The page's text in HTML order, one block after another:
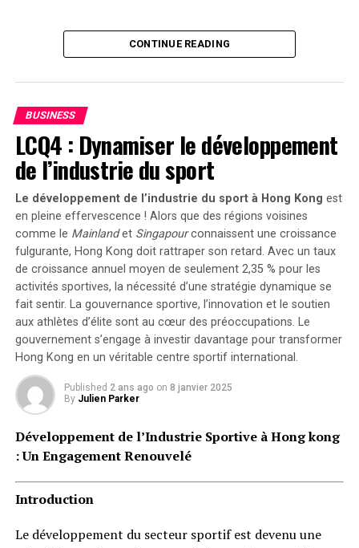
hésitantes et si cela permettra d’accélérer
professionnelles dans un avenir proche.
CONTINUE READING
BUSINESS
LCQ4 : Dynamiser le développement
de l’industrie du sport
Le développement de l’industrie du sport à Hong Kong est
en pleine effervescence ! Alors que des régions voisines
comme le Mainlandet Singapourconnaissent une croissance
fulgurante, Hong Kong doit rattraper son retard. Avec un taux
de croissance annuel moyen de seulement 2,35 % pour les
activités sportives, la nécessité d’une stratégie dynamique se
fait sentir. La gouvernance sportive, l’innovation et le soutien
aux athlètes d’élite sont au cœur des préoccupations. Le
gouvernement s’engage à investir davantage pour transformer
Hong Kong en un véritable centre sportif international.
Published 2 ans ago on 8 janvier 2025
By Julien Parker
Développement de l’Industrie Sportive à Hong kong
: Un Engagement Renouvelé
Introduction
Le développement du secteur sportif est devenu une